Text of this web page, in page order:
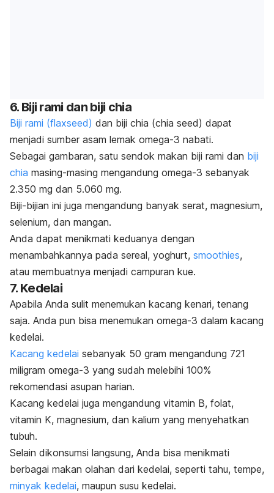
6. Biji rami dan biji chia
Biji rami (flaxseed) dan biji chia (chia seed) dapat
menjadi sumber asam lemak omega-3 nabati.
Sebagai gambaran, satu sendok makan biji rami dan biji
chia masing-masing mengandung omega-3 sebanyak
2.350 mg dan 5.060 mg.
Biji-bijian ini juga mengandung banyak serat, magnesium,
selenium, dan mangan.
Anda dapat menikmati keduanya dengan
menambahkannya pada sereal, yoghurt, smoothies,
atau membuatnya menjadi campuran kue.
7. Kedelai
Apabila Anda sulit menemukan kacang kenari, tenang
saja. Anda pun bisa menemukan omega-3 dalam kacang
kedelai.
Kacang kedelai sebanyak 50 gram mengandung 721
miligram omega-3 yang sudah melebihi 100%
rekomendasi asupan harian.
Kacang kedelai juga mengandung vitamin B, folat,
vitamin K, magnesium, dan kalium yang menyehatkan
tubuh.
Selain dikonsumsi langsung, Anda bisa menikmati
berbagai makan olahan dari kedelai, seperti tahu, tempe,
minyak kedelai, maupun susu kedelai.